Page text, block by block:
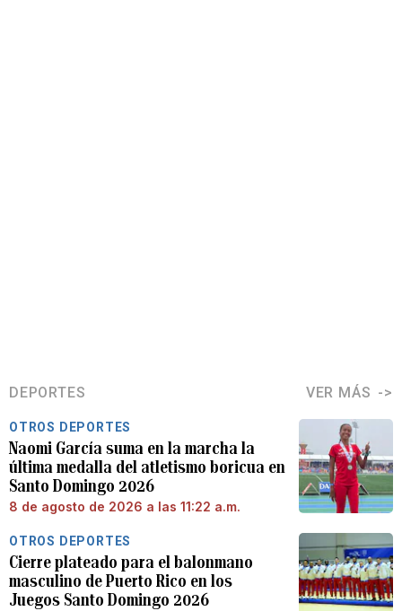
DEPORTES VER MÁS
OTROS DEPORTES
Naomi García suma en la marcha la
última medalla del atletismo boricua en
Santo Domingo 2026
8 de agosto de 2026 a las 11:22 a.m.
OTROS DEPORTES
Cierre plateado para el balonmano
masculino de Puerto Rico en los
Juegos Santo Domingo 2026